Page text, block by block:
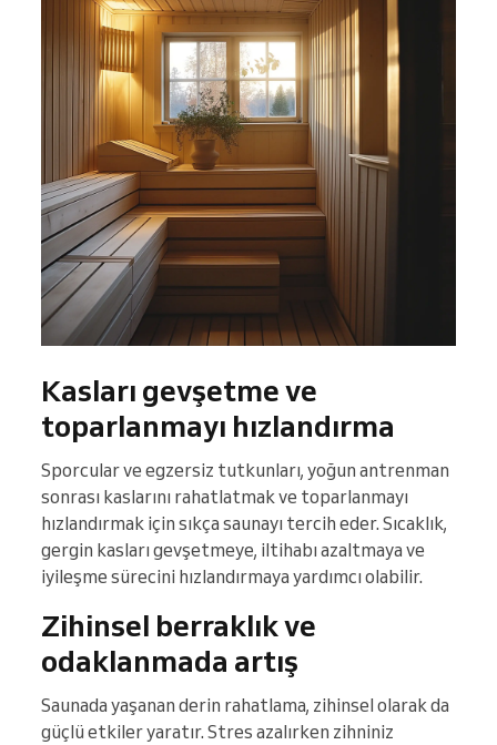
Kasları gevşetme ve
toparlanmayı hızlandırma
Sporcular ve egzersiz tutkunları, yoğun antrenman
sonrası kaslarını rahatlatmak ve toparlanmayı
hızlandırmak için sıkça saunayı tercih eder. Sıcaklık,
gergin kasları gevşetmeye, iltihabı azaltmaya ve
iyileşme sürecini hızlandırmaya yardımcı olabilir.
Zihinsel berraklık ve
odaklanmada artış
Saunada yaşanan derin rahatlama, zihinsel olarak da
güçlü etkiler yaratır. Stres azalırken zihniniz